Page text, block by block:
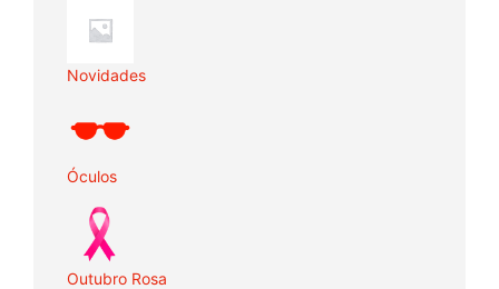
Novidades
Óculos
Outubro Rosa